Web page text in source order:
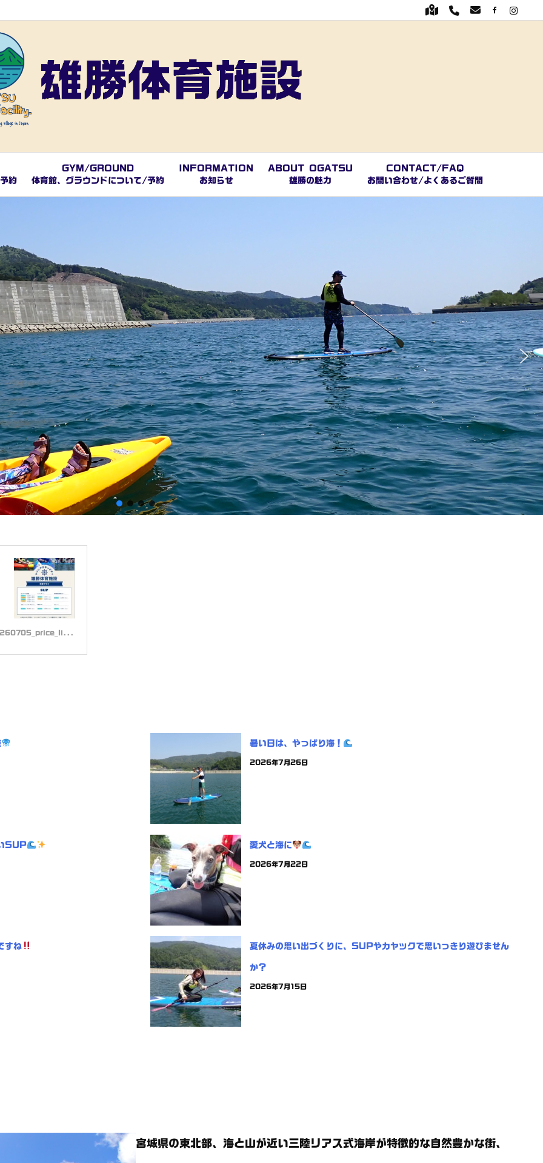
約
GYM/GROUND
体育館、グラウンドについて/予約
INFORMATION
お知らせ
ABOUT OGATSU
雄勝の魅力
CONTACT/FAQ
お問い合わせ/よくあるご質問
暑い日は、やっぱり海！
2026年7月26日
SUP 愛犬と海に
2026年7月22日
すね 夏休みの思い出づくりに、SUPやカヤックで思いっきり遊びません
か？
2026年7月15日
宮城県の東北部、海と山が近い三陸リアス式海岸が特徴的な自然豊かな街、